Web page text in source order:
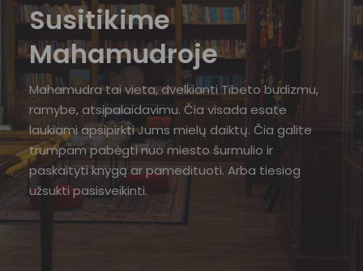
Susitikime
Mahamudroje
Mahamudra tai vieta, dvelkianti Tibeto budizmu,
ramybe, atsipalaidavimu. Čia visada esate
laukiami apsipirkti Jums mielų daiktų. Čia galite
trumpam pabėgti nuo miesto šurmulio ir
paskaityti knygą ar pamedituoti. Arba tiesiog
užsukti pasisveikinti.